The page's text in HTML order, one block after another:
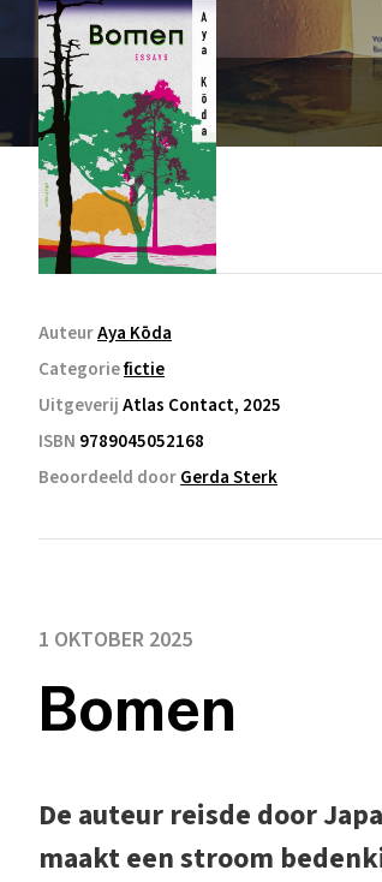
AuteurAya Kōda
Categoriefictie
UitgeverijAtlas Contact, 2025
ISBN 9789045052168
Beoordeeld doorGerda Sterk
1 OKTOBER 2025
Bomen
De auteur reisde door
maakt een stroom